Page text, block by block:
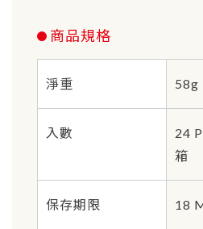
商品規格
淨重 58g
入數
24
箱
保存期限 18